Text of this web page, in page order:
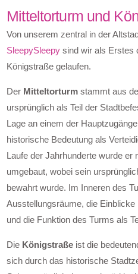
Mitteltorturm und
Von unserem zentral in der
SleepySleepy sind wir als Erstes
Königstraße gelaufen.
Der Mitteltorturm stammt aus
ursprünglich als Teil der
Lage an einem der
historische Bedeutung als
Laufe der Jahrhunderte wurde er
umgebaut, wobei sein
bewahrt wurde. Im Inneren des
Ausstellungsräume, die
und die Funktion des Turms als
Die Königstraße ist die
sich durch das historische